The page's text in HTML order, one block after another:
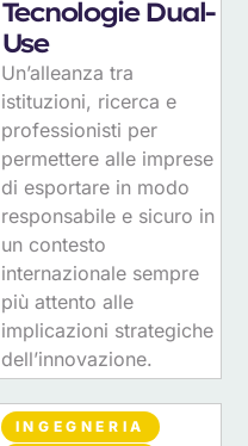
Tecnologie Dual-
Use
Un’alleanza tra
istituzioni, ricerca e
professionisti per
permettere alle imprese
di esportare in modo
responsabile e sicuro in
un contesto
internazionale sempre
più attento alle
implicazioni strategiche
dell’innovazione.
INGEGNERIA